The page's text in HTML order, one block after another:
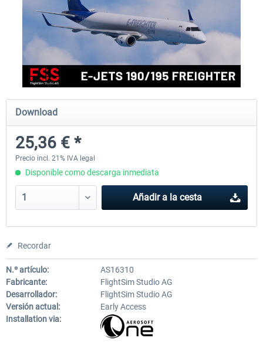
24h FREE
EmergencyDispatcherPro - 24h Free
0,00 € *
Download
25,36 € *
Precio incl. 21% IVA legal
Disponible como descarga inmediata
Añadir a la cesta
Recordar
N.º artículo:
AS16310
Fabricante:
FlightSim Studio AG
Desarrollador:
FlightSim Studio AG
Versión actual:
Early Access
Installation via: